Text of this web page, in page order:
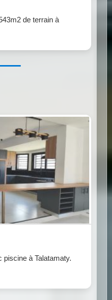
de terrain à
piscine à Talatamaty.